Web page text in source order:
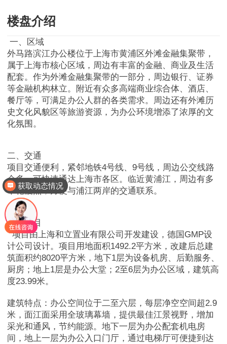
楼盘介绍
一、区域
外马路滨江办公楼位于上海市黄浦区外滩金融集聚带，
属于上海市核心区域， 周边有丰富的金融、商业及生活
配套。作为外滩金融集聚带的一部分，周边银行、证券
等金融机构林立。附近有众多高端商业综合体、酒店、
餐厅等，可满足办公人群的各类需求。周边还有外滩历
史文化风貌区等旅游资源，为办公环境增添了浓厚的文
化氛围。
二、交通
项目交通便利，紧邻地铁4号线、9号线，周边公交线路
众多，可快速通达上海市各区。临近黄浦江，周边有多
个轮渡点，方便与浦江两岸的交通联系。
三、项目
项目由上海和立置业有限公司开发建设，德国GMP设
计公司设计。项目用地面积1492.2平方米，改建后总建
筑面积约8020平方米， 地下1层为设备机房、后勤服务、
厨房；地上1层是办公大堂；2至6层为办公区域 ，建筑高
度23.99米。
建筑特点：办公空间位于二至六层，每层净空空间超2.9
米，面江面采用全玻璃幕墙，提供最佳江景视野，增加
采光和通风，节约能源。地下一层为办公配套机电房
间，地上一层为办公入口门厅，通过电梯厅可便捷到达
获取动态情况